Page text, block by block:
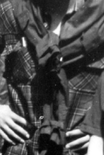
Kalendarium 2006
Kalendarium 2005
Kalendarium 2004
Wydarzenia z lat 1993 – 2003